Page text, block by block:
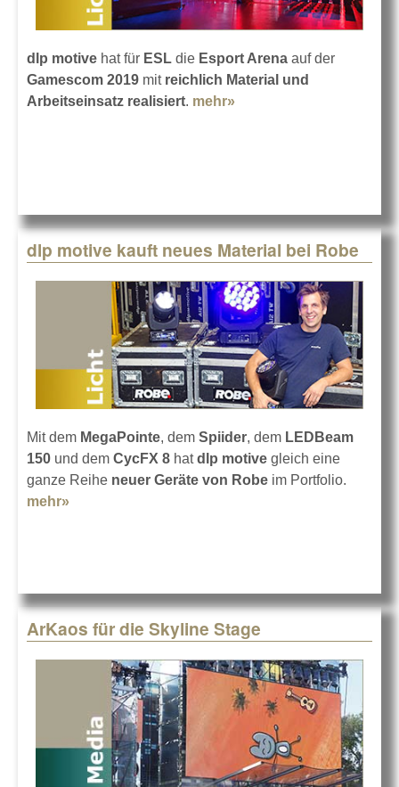
dlp motive hat für ESL die Esport Arena auf der
Gamescom 2019 mit reichlich Material und
Arbeitseinsatz realisiert. mehr»
dlp motive kauft neues Material bei Robe
Mit dem MegaPointe, dem Spiider, dem LEDBeam
150 und dem CycFX 8 hatdlp motive gleich eine
ganze Reihe neuer Geräte von Robe im Portfolio.
mehr»
ArKaos für die Skyline Stage